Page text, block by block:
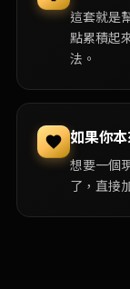
這套就是
點累積起
法。
如果你
想要一個
了，直接